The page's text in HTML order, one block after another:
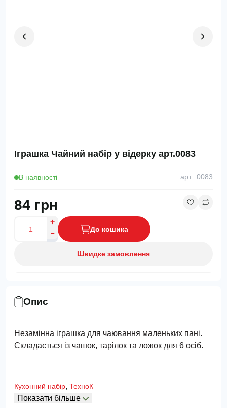
Іграшка Чайний набір у відерку арт.0083
В наявності арт.: 0083
84 грн
До кошика
Швидке замовлення
Опис
Незамінна іграшка для чаювання маленьких пані.
Складається із чашок, тарілок та ложок для 6 осіб.
Кухонний набір, ТехноК
Показати більше